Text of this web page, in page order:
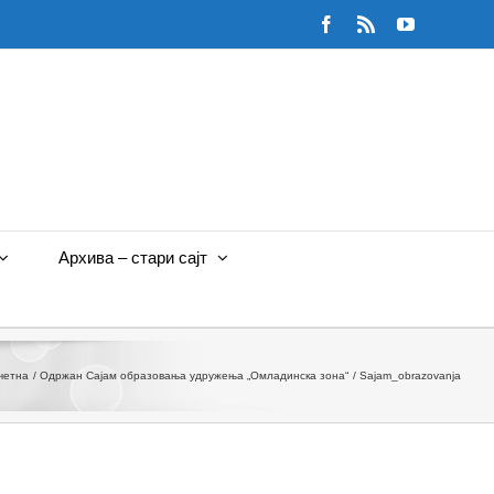
Facebook
Rss YouTube
Архива – стари сајт
Одржан Сајам образовања удружења „Омладинска зона“ Sajam_obrazovanja